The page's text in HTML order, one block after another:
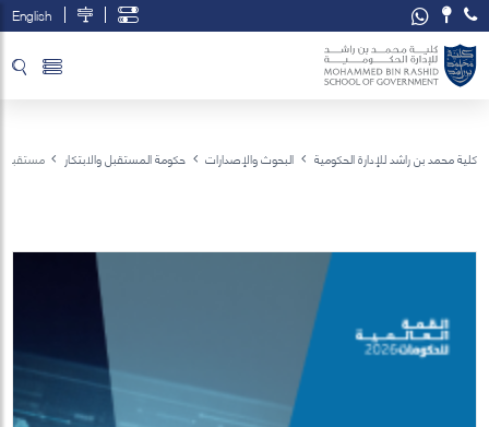
English
كلية محمد بن راشد للإدارة الحكومية البحوث والإصدارات حكومة المستقبل والابتكار